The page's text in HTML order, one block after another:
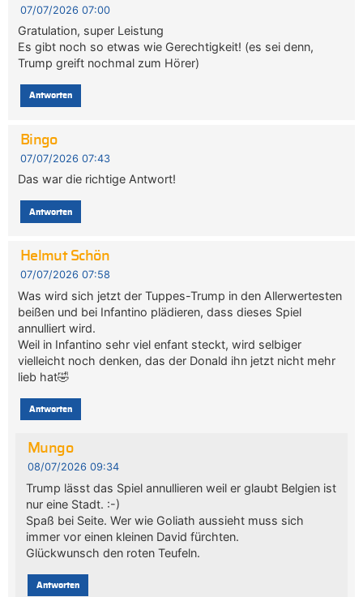
07/07/2026 07:00
Gratulation, super Leistung
Es gibt noch so etwas wie Gerechtigkeit! (es sei denn,
Trump greift nochmal zum Hörer)
Antworten
Bingo
07/07/2026 07:43
Das war die richtige Antwort!
Antworten
Helmut Schön
07/07/2026 07:58
Was wird sich jetzt der Tuppes-Trump in den Allerwertesten
beißen und bei Infantino plädieren, dass dieses Spiel
annulliert wird.
Weil in Infantino sehr viel enfant steckt, wird selbiger
vielleicht noch denken, das der Donald ihn jetzt nicht mehr
lieb hat🤣
Antworten
Mungo
08/07/2026 09:34
Trump lässt das Spiel annullieren weil er glaubt Belgien ist
nur eine Stadt. :-)
Spaß bei Seite. Wer wie Goliath aussieht muss sich
immer vor einen kleinen David fürchten.
Glückwunsch den roten Teufeln.
Antworten